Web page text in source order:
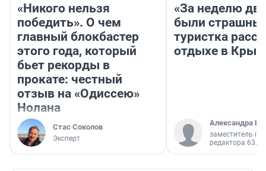
«Никого нельзя
победить». О чем
главный блокбастер
этого года, который
бьет рекорды в
прокате: честный
отзыв на «Одиссею»
Нолана
Стас Соколов
Эксперт
«За неделю
были
туристка
отдыхе в
Александра
заместитель
редактора 63.RU